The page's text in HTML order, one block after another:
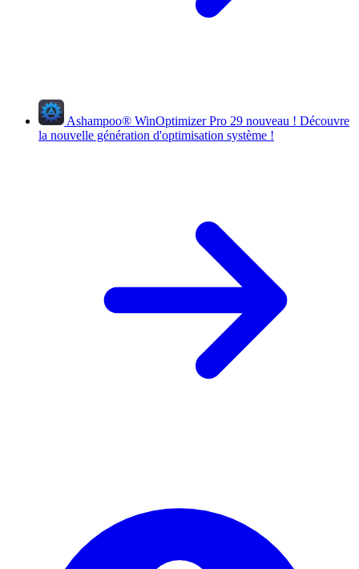
Ashampoo® WinOptimizer Pro 29 nouveau ! Découvre
la nouvelle génération d'optimisation système !